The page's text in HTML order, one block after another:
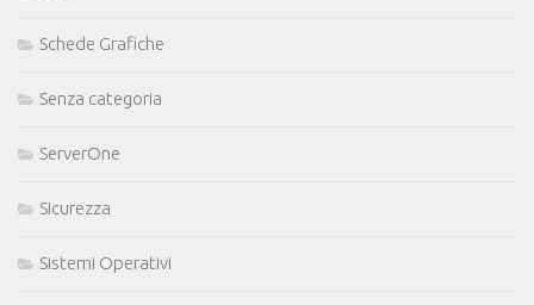
Schede Grafiche
Senza categoria
ServerOne
Sicurezza
Sistemi Operativi